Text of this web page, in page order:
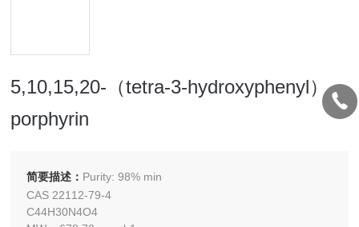
5,10,15,20-（tetra-3-hydroxyphenyl）
porphyrin
简要描述： Purity: 98% min
CAS 22112-79-4
C44H30N4O4